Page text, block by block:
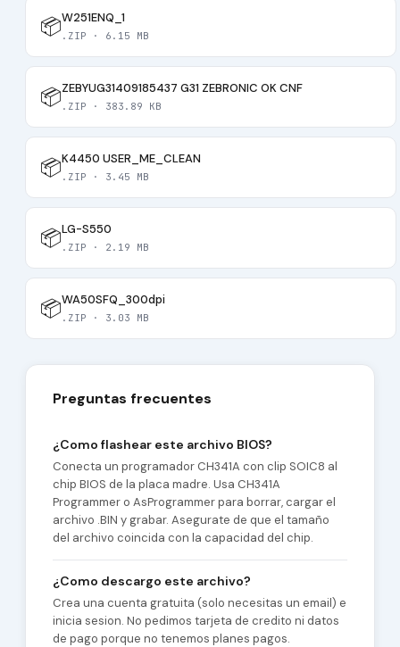
📦W251ENQ_1
.ZIP · 6.15 MB
📦ZEBYUG31409185437 G31 ZEBRONIC OK CNF
.ZIP · 383.89 KB
📦K4450 USER_ME_CLEAN
.ZIP · 3.45 MB
📦LG-S550
.ZIP · 2.19 MB
📦WA50SFQ_300dpi
.ZIP · 3.03 MB
Preguntas frecuentes
¿Como flashear este archivo BIOS?
Conecta un programador CH341A con clip SOIC8 al
chip BIOS de la placa madre. Usa CH341A
Programmer o AsProgrammer para borrar, cargar el
archivo .BIN y grabar. Asegurate de que el tamaño
del archivo coincida con la capacidad del chip.
¿Como descargo este archivo?
Crea una cuenta gratuita (solo necesitas un email) e
inicia sesion. No pedimos tarjeta de credito ni datos
de pago porque no tenemos planes pagos.